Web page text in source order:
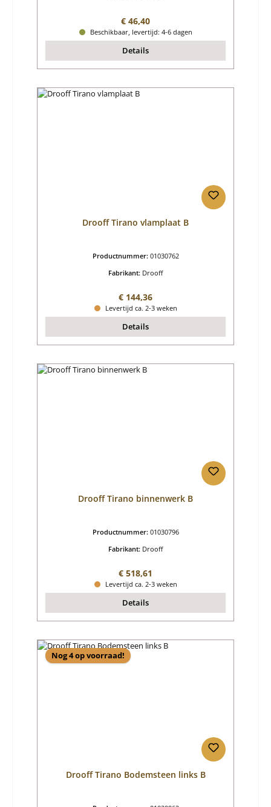
Normale prijs:
€ 46,40
Beschikbaar, levertijd: 4-6 dagen
Details
Drooff Tirano vlamplaat B
Productnummer: 01030762
Fabrikant: Drooff
Normale prijs:
€ 144,36
Levertijd ca. 2-3 weken
Details
Drooff Tirano binnenwerk B
Productnummer: 01030796
Fabrikant: Drooff
Normale prijs:
€ 518,61
Levertijd ca. 2-3 weken
Details
Nog 4 op voorraad!
Drooff Tirano Bodemsteen links B